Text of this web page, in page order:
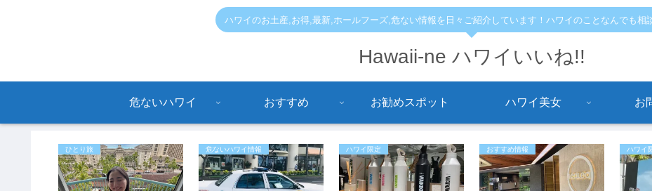
ハワイのお土産,お得,最新,ホールフーズ,危ない情報を日々ご紹介しています！ハワイのことなんでも相
Hawaii-ne ハワイいいね!!
危ないハワイ おすすめ お勧めスポット ハワイ美女 お
ひとり旅 危ないハワイ情報 ハワイ限定 おすすめ情報 ハワイ